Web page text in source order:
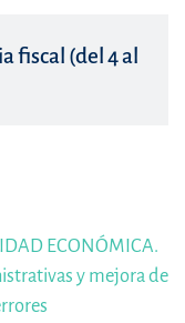
fiscal (del 4 al
ECONÓMICA.
y mejora de